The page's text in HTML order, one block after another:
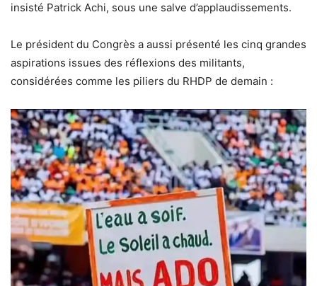
insisté Patrick Achi, sous une salve d’applaudissements.
Le président du Congrès a aussi présenté les cinq grandes
aspirations issues des réflexions des militants,
considérées comme les piliers du RHDP de demain :